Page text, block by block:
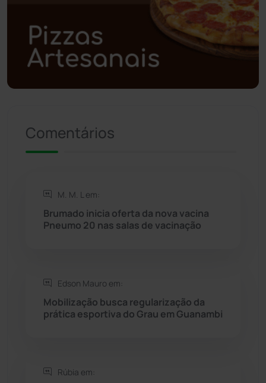
(27)
Política (03)
Rio de Contas
Rio do Pires
Sebastião Laranjeiras
Sudoeste Baiano
Comentários
M. M. L em:
Brumado inicia oferta da nova vacina
Pneumo 20 nas salas de vacinação
Edson Mauro em:
Mobilização busca regularização da
prática esportiva do Grau em Guanambi
Rúbia em: